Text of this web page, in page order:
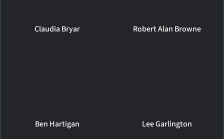
Claudia Bryar Robert Alan Browne
Ben Hartigan Lee Garlington